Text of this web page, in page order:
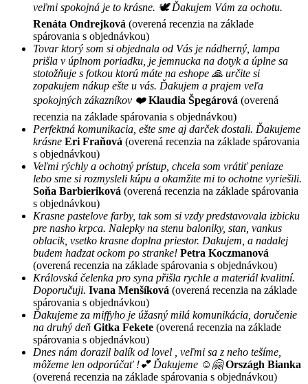
veľmi spokojná je to krásne. 🕊 Ďakujem Vám za ochotu.
Renáta Ondrejková (overená recenzia na základe
spárovania s objednávkou)
Tovar ktorý som si objednala od Vás je nádherný, lampa
prišla v úplnom poriadku, je jemnucka na dotyk a úplne sa
stotožňuje s fotkou ktorú máte na eshope 🙏 určite si
zopakujem nákup ešte u vás. Ďakujem a prajem veľa
spokojných zákazníkov ❤️ Klaudia Špegárová (overená
recenzia na základe spárovania s objednávkou)
Perfektná komunikacia, ešte sme aj darček dostali. Ďakujeme
krásne Eri Fraňová (overená recenzia na základe spárovania
s objednávkou)
Veľmi rýchly a ochotný prístup, chcela som vrátiť peniaze
lebo sme si rozmysleli kúpu a okamžite mi to ochotne vyriešili.
Soňa Barbieriková (overená recenzia na základe spárovania
s objednávkou)
Krasne pastelove farby, tak som si vzdy predstavovala izbicku
pre nasho krpca. Nalepky na stenu baloniky, stan, vankus
oblacik, vsetko krasne doplna priestor. Dakujem, a nadalej
budem hadzat ockom po stranke! Petra Koczmanová
(overená recenzia na základe spárovania s objednávkou)
Královská čelenka pro syna přišla rychle a materiál kvalitní.
Doporučuji. Ivana Menšíková (overená recenzia na základe
spárovania s objednávkou)
Ďakujeme za miffyho je úžasný milá komunikácia, doručenie
na druhý deň Gitka Fekete (overená recenzia na základe
spárovania s objednávkou)
Dnes nám dorazil balík od lovel , veľmi sa z neho tešíme,
môžeme len odporúčať !💕 Ďakujeme ☺️🤗 Országh Bianka
(overená recenzia na základe spárovania s objednávkou)